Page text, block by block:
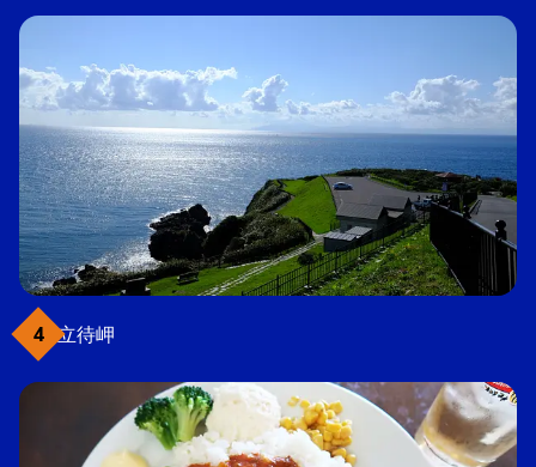
立待岬